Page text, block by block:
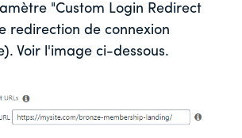
"Custom Login Redirect
redirection de connexion
Voir l'image ci-dessous.